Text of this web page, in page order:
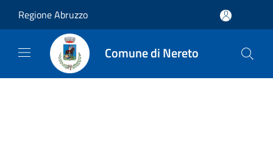
Regione Abruzzo
Comune di Nereto